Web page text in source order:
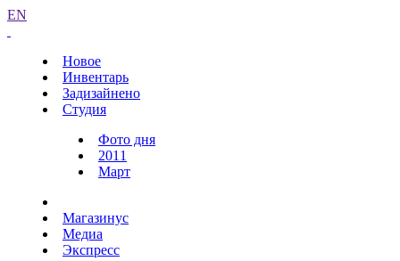
EN
Новое
Инвентарь
Задизайнено
Студия
Фото дня
2011
Март
Магазинус
Медиа
Экспресс